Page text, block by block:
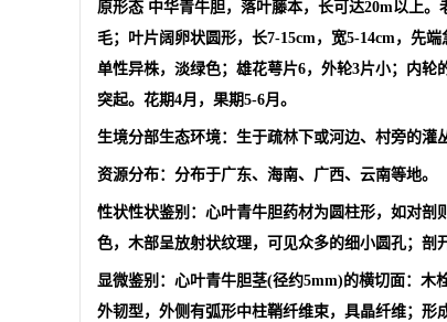
原形态 中华青牛胆，落叶藤本，长可达20m以上
毛；叶片阔卵状圆形，长7-15cm，宽5-14cm，先
单性异株，淡绿色；雄花萼片6，外轮3片小；内
突起。花期4月，果期5-6月。
生境分部生态环境：生于疏林下或河边、村旁的灌
资源分布：分布于广东、海南、广西、云南等地。
性状性状鉴别：心叶青牛胆药材为圆柱形，如对剖
色，木部呈放射状纹理，可见众多的细小圆孔；剖
显微鉴别：心叶青牛胆茎(径约5mm)的横切面：木
外韧型，外侧有弧形中柱鞘纤维束，具晶纤维；形